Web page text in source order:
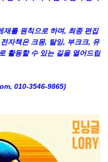
재를 원칙으로 하며, 최종 편집
자책은 크몽, 탈잉, 부크크, 유
활동할 수 있는 길을 열어드립
010-3546-9865)